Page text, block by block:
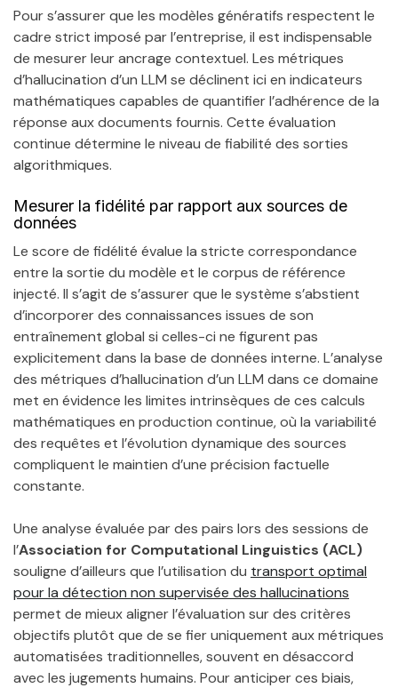
Pour s’assurer que les modèles génératifs respectent le
cadre strict imposé par l’entreprise, il est indispensable
de mesurer leur ancrage contextuel. Les métriques
d’hallucination d’un LLM se déclinent ici en indicateurs
mathématiques capables de quantifier l’adhérence de la
réponse aux documents fournis. Cette évaluation
continue détermine le niveau de fiabilité des sorties
algorithmiques.
Mesurer la fidélité par rapport aux sources de
données
Le score de fidélité évalue la stricte correspondance
entre la sortie du modèle et le corpus de référence
injecté. Il s’agit de s’assurer que le système s’abstient
d’incorporer des connaissances issues de son
entraînement global si celles-ci ne figurent pas
explicitement dans la base de données interne. L’analyse
des métriques d’hallucination d’un LLM dans ce domaine
met en évidence les limites intrinsèques de ces calculs
mathématiques en production continue, où la variabilité
des requêtes et l’évolution dynamique des sources
compliquent le maintien d’une précision factuelle
constante.
Une analyse évaluée par des pairs lors des sessions de
l’Association for Computational Linguistics (ACL)
souligne d’ailleurs que l’utilisation du transport optimal
pour la détection non supervisée des hallucinations
permet de mieux aligner l’évaluation sur des critères
objectifs plutôt que de se fier uniquement aux métriques
automatisées traditionnelles, souvent en désaccord
avec les jugements humains. Pour anticiper ces biais,